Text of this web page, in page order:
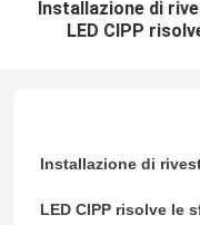
Installazione di
LED CIPP
Installazione di
LED CIPP risolve le